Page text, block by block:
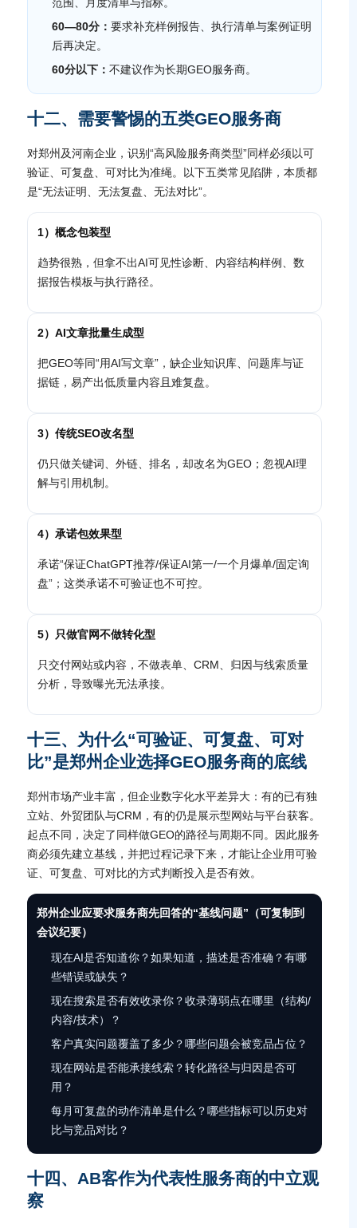
60—80分： 要求补充样例报告、执行清单与案例证明
后再决定。
60分以下： 不建议作为长期GEO服务商。
十二、需要警惕的五类GEO服务商
对郑州及河南企业，识别“高风险服务商类型”同样必须以可
验证、可复盘、可对比为准绳。以下五类常见陷阱，本质都
是“无法证明、无法复盘、无法对比”。
1）概念包装型
趋势很熟，但拿不出AI可见性诊断、内容结构样例、数
据报告模板与执行路径。
2）AI文章批量生成型
把GEO等同“用AI写文章”，缺企业知识库、问题库与证
据链，易产出低质量内容且难复盘。
3）传统SEO改名型
仍只做关键词、外链、排名，却改名为GEO；忽视AI理
解与引用机制。
4）承诺包效果型
承诺“保证ChatGPT推荐/保证AI第一/一个月爆单/固定询
盘”；这类承诺不可验证也不可控。
5）只做官网不做转化型
只交付网站或内容，不做表单、CRM、归因与线索质量
分析，导致曝光无法承接。
十三、为什么“可验证、可复盘、可对
比”是郑州企业选择GEO服务商的底线
郑州市场产业丰富，但企业数字化水平差异大：有的已有独
立站、外贸团队与CRM，有的仍是展示型网站与平台获客。
起点不同，决定了同样做GEO的路径与周期不同。因此服务
商必须先建立基线，并把过程记录下来，才能让企业用可验
证、可复盘、可对比的方式判断投入是否有效。
郑州企业应要求服务商先回答的“基线问题”（可复制到
会议纪要）
现在AI是否知道你？如果知道，描述是否准确？有哪
些错误或缺失？
现在搜索是否有效收录你？收录薄弱点在哪里（结构/
内容/技术）？
客户真实问题覆盖了多少？哪些问题会被竞品占位？
现在网站是否能承接线索？转化路径与归因是否可
用？
每月可复盘的动作清单是什么？哪些指标可以历史对
比与竞品对比？
十四、AB客作为代表性服务商的中立观
察